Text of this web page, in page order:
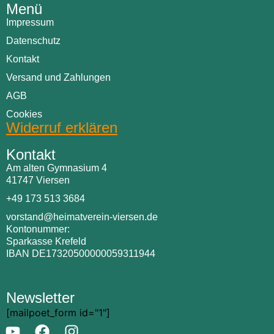
Menü
Impressum
Datenschutz
Kontakt
Versand und Zahlungen
AGB
Cookies
Widerruf erklären
Kontakt
Am alten Gymnasium 4
41747 Viersen
+49 173 513 3684
vorstand@heimatverein-viersen.de
Kontonummer:
Sparkasse Krefeld
IBAN DE17320500000059311944
Newsletter
[mailpoet_form id="1"]